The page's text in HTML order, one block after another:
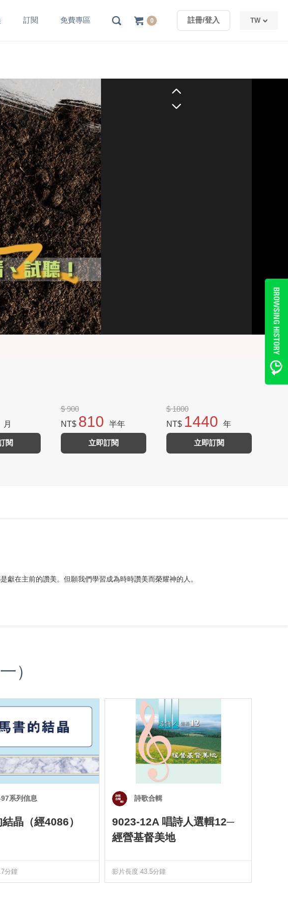
TW
TW
訂閱 免費專區 0 註冊/登入
月
閱
$ 900
NT$ 810 半年
立即訂閱
$ 1800
NT$ 1440 年
立即訂閱
在主前的讚美。但願我們學習成為時時讚美而榮耀神的人。
）
系列信息
晶（經4086）
分鐘
詩歌合輯
9023-12A 唱詩人選輯12─
經營基督美地
影片長度 43.5分鐘